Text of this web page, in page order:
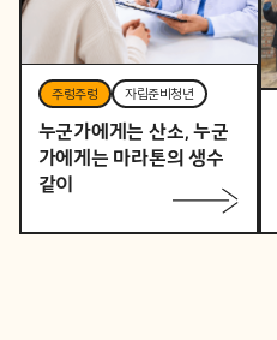
주렁주렁 자립준비청년
누군가에게는 산소, 누군
가에게는 마라톤의 생수
같이